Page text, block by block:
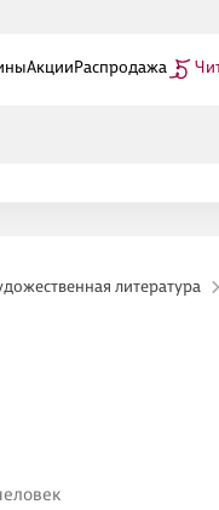
АкцииРаспродажа
литература